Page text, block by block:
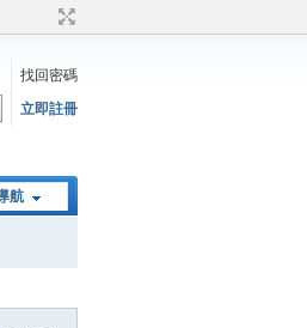
找回密碼
立即註冊
航